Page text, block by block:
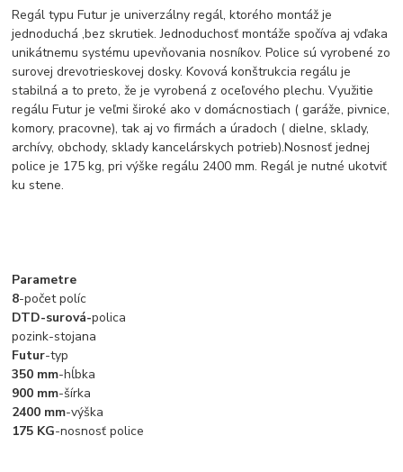
Regál typu Futur je univerzálny regál, ktorého montáž je
jednoduchá ,bez skrutiek. Jednoduchosť montáže spočíva aj vďaka
unikátnemu systému upevňovania nosníkov. Police sú vyrobené zo
surovej drevotrieskovej dosky. Kovová konštrukcia regálu je
stabilná a to preto, že je vyrobená z oceľového plechu. Využitie
regálu Futur je veľmi široké ako v domácnostiach ( garáže, pivnice,
komory, pracovne), tak aj vo firmách a úradoch ( dielne, sklady,
archívy, obchody, sklady kancelárskych potrieb).Nosnosť jednej
police je 175 kg, pri výške regálu 2400 mm. Regál je nutné ukotviť
ku stene.
Parametre
8-počet políc
DTD-surová-polica
pozink-stojana
Futur-typ
350 mm-hĺbka
900 mm-šírka
2400 mm-výška
175 KG-nosnosť police